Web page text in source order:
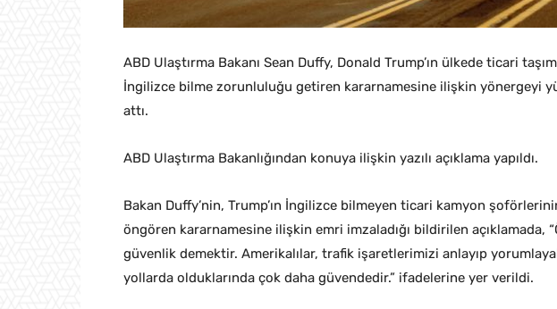
ABD Ulaştırma Bakanı Sean Duffy, Donald Trump’ın ülkede ticari
İngilizce bilme zorunluluğu getiren kararnamesine ilişkin yönergeyi
attı.
ABD Ulaştırma Bakanlığından konuya ilişkin yazılı açıklama yapıldı.
Bakan Duffy’nin, Trump’ın İngilizce bilmeyen ticari kamyon
öngören kararnamesine ilişkin emri imzaladığı bildirilen açıklamada,
güvenlik demektir. Amerikalılar, trafik işaretlerimizi anlayıp
yollarda olduklarında çok daha güvendedir.” ifadelerine yer verildi.